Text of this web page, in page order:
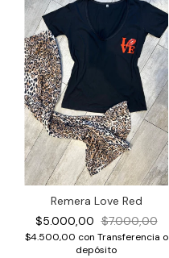
Remera Love Red
$5.000,00 $7.000,00
$4.500,00 con Transferencia o
depósito